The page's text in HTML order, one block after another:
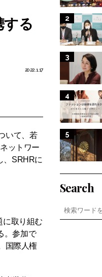
する
2022.1.17
いて、若
ットワー
、SRHRに
に取り組む
。参加で
国際人権
Search